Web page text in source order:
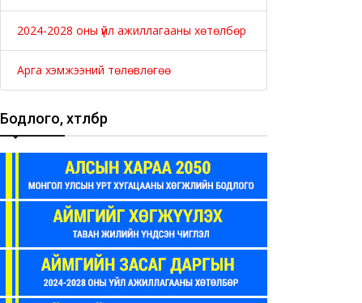
2024-2028 оны үйл ажиллагааны хөтөлбөр
Арга хэмжээний төлөвлөгөө
Бодлого, хөтөлбөр